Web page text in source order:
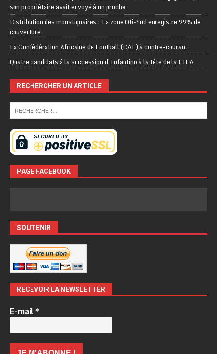
son propriétaire avait envoyé à un proche
Distribution des moustiquaires : La zone Oti-Sud enregistre 99% de
couverture
La Confédération Africaine de Football (CAF) à contre-courant
Quatre candidats à la succession d’Infantino à la tête de la FIFA
RECHERCHER UN ARTICLE
PAGE FACEBOOK
SOUTENIR
RECEVOIR LA NEWSLETTER
E-mail*